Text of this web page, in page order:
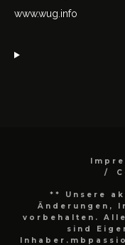
www.wug.info
** Unsere
Änderungen,
vorbehalten.
sind